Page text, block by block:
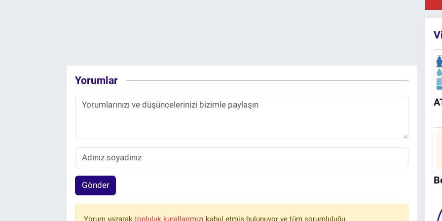
Yorumlar
Gönder
Yorum yazarak topluluk kurallarımızı kabul etmiş bulunuyor ve tüm sorumluluğu